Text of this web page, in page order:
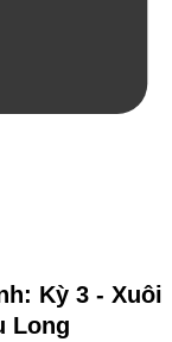
Kỳ 3 - Xuôi
Long